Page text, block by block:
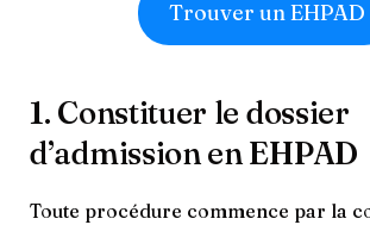
Trouver un EHPAD
1. Constituer le dossier
d’admission en EHPAD
Toute procédure commence par la